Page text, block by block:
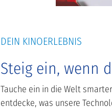
DEIN KINOERLEBNIS
Steig ein, wenn
Tauche ein in die Welt
entdecke, was unsere